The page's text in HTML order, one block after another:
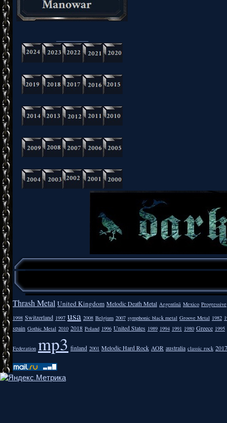
Thrash Metal United Kingdom Melodic Death Metal Argentīnā Mexico Progressive
1998 Switzerland 1997 usa 2008 Belgium 2007 symphonic black metal Groove Metal 1982
spain Gothic Metal 2010 2018 Poland 1996 United States 1989 1994 1991 1980 Greece 1995
Federation mp3 finland 2001 Melodic Hard Rock AOR australia classic rock 2017